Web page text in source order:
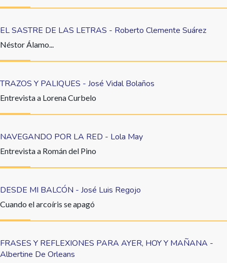
EL SASTRE DE LAS LETRAS - Roberto Clemente Suárez
Néstor Álamo...
TRAZOS Y PALIQUES - José Vidal Bolaños
Entrevista a Lorena Curbelo
NAVEGANDO POR LA RED - Lola May
Entrevista a Román del Pino
DESDE MI BALCÓN - José Luis Regojo
Cuando el arcoíris se apagó
FRASES Y REFLEXIONES PARA AYER, HOY Y MAÑANA -
Albertine De Orleans